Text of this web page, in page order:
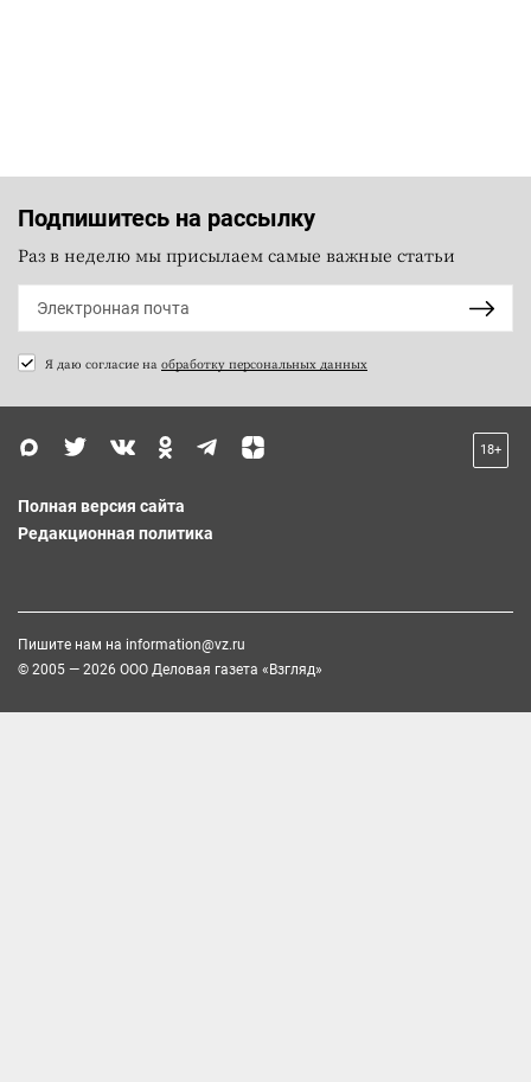
Подпишитесь на рассылку
Раз в неделю мы присылаем самые важные статьи
Я даю согласие на обработку персональных данных
18+
Полная версия сайта
Редакционная политика
Пишите нам на information@vz.ru
© 2005 — 2026 ООО Деловая газета «Взгляд»